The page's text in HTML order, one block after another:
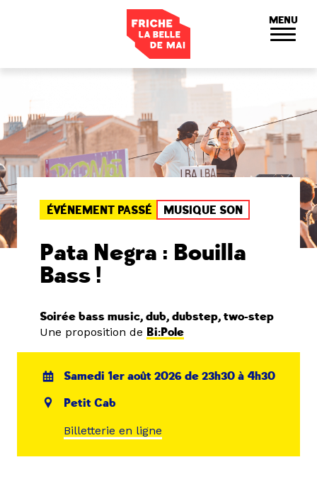
MENU
ÉVÉNEMENT PASSÉ MUSIQUE SON
Pata Negra : Bouilla
Bass !
Soirée bass music, dub, dubstep, two-step
Une proposition de Bi:Pole
Samedi 1er août 2026 de 23h30 à 4h30
Petit Cab
Billetterie en ligne
Panneau de gestion des cookies